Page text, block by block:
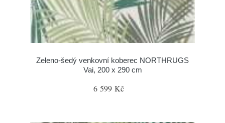
Zeleno-šedý venkovní koberec NORTHRUGS
Vai, 200 x 290 cm
6 599 Kč